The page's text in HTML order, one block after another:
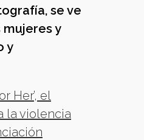
se ve
y
y
Her’, el
la violencia